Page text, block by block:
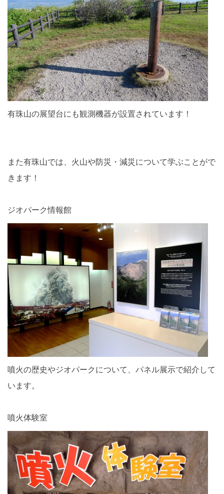
有珠山の展望台にも観測機器が設置されています！
また有珠山では、火山や防災・減災について学ぶことがで
きます！
ジオパーク情報館
噴火の歴史やジオパークについて、パネル展示で紹介して
います。
噴火体験室